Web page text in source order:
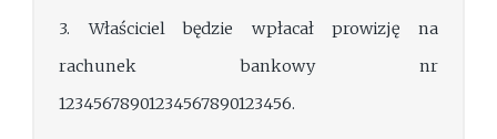
3. Właściciel będzie wpłacał prowizję na
rachunek bankowy nr
12345678901234567890123456.